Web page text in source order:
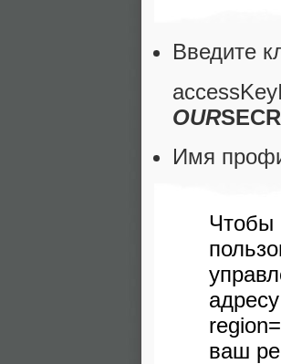
Введите
OUR
Имя
ваш